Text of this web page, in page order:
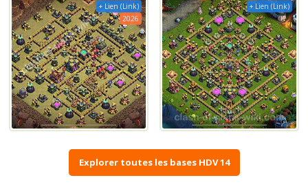
+ Lien (Link)
2026
+ Lien (Link)
Explorer toutes les bases HDV 14